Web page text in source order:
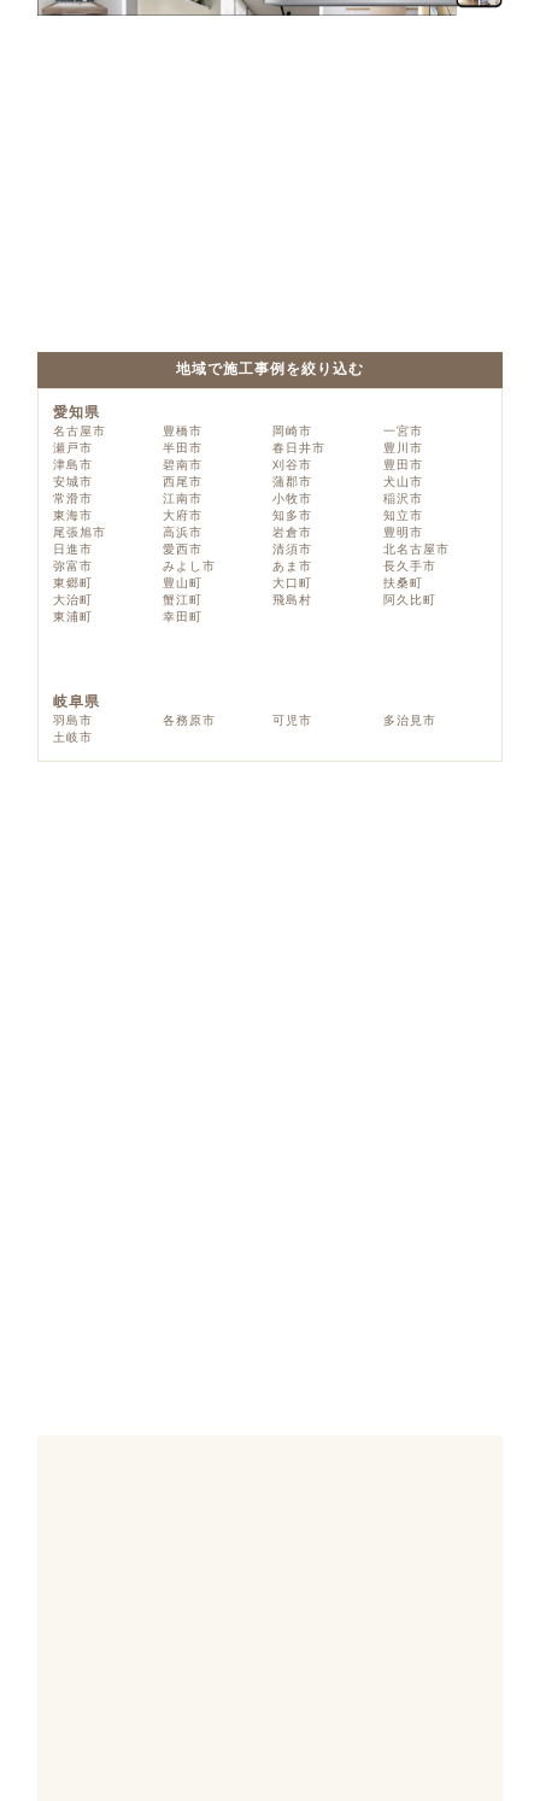
地域で施工事例を絞り込む
愛知県
名古屋市 豊橋市 岡崎市
一宮市
瀬戸市
半田市 春日井市
豊川市
津島市
碧南市 刈谷市
豊田市
安城市
西尾市 蒲郡市
犬山市
常滑市
江南市 小牧市
稲沢市
東海市
大府市 知多市
知立市
尾張旭市
高浜市 岩倉市
豊明市
日進市
愛西市 清須市
北名古屋市
弥富市
みよし市 あま市
長久手市
東郷町
豊山町 大口町
扶桑町
大治町
蟹江町 飛島村
阿久比町
東浦町
幸田町
岐阜県
羽島市 各務原市 可児市
多治見市
土岐市